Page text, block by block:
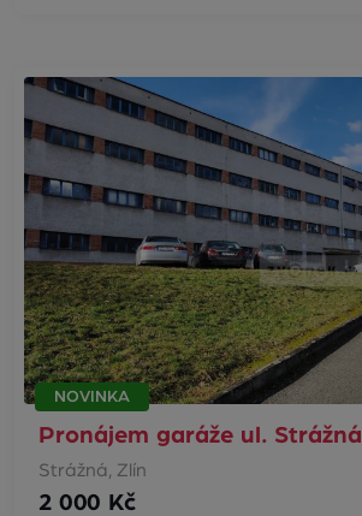
NOVINKA
Pronájem garáže ul. Strážná
Strážná, Zlín
2 000 Kč